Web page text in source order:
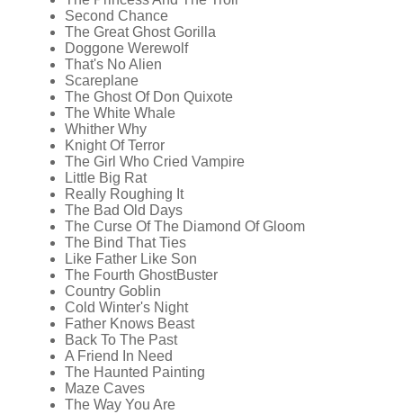
Second Chance
The Great Ghost Gorilla
Doggone Werewolf
That's No Alien
Scareplane
The Ghost Of Don Quixote
The White Whale
Whither Why
Knight Of Terror
The Girl Who Cried Vampire
Little Big Rat
Really Roughing It
The Bad Old Days
The Curse Of The Diamond Of Gloom
The Bind That Ties
Like Father Like Son
The Fourth GhostBuster
Country Goblin
Cold Winter's Night
Father Knows Beast
Back To The Past
A Friend In Need
The Haunted Painting
Maze Caves
The Way You Are